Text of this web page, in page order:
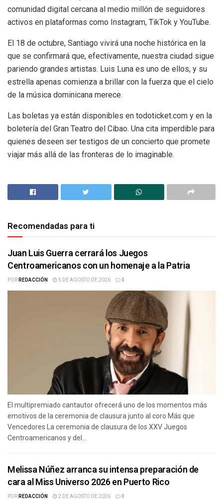
comunidad digital cercana al medio millón de seguidores
activos en plataformas como Instagram, TikTok y YouTube.
El 18 de octubre, Santiago vivirá una noche histórica en la
que se confirmará que, efectivamente, nuestra ciudad sigue
pariendo grandes artistas. Luis Luna es uno de ellos, y su
estrella apenas comienza a brillar con la fuerza que el cielo
de la música dominicana merece.
Las boletas ya están disponibles en todoticket.com y en la
boletería del Gran Teatro del Cibao. Una cita imperdible para
quienes deseen ser testigos de un concierto que promete
viajar más allá de las fronteras de lo imaginable.
Recomendadas para ti
Juan Luis Guerra cerrará los Juegos
Centroamericanos con un homenaje a la Patria
PORREDACCIÓN 5 DE AGOSTO DE 2026 0
El multipremiado cantautor ofrecerá uno de los momentos más
emotivos de la ceremonia de clausura junto al coro Más que
Vencedores La ceremonia de clausura de los XXV Juegos
Centroamericanos y del...
Melissa Núñez arranca su intensa preparación de
cara al Miss Universo 2026 en Puerto Rico
PORREDACCIÓN 2 DE AGOSTO DE 2026 0